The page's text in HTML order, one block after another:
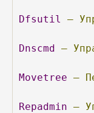
Dfsutil –
Dnscmd –
Movetree –
Repadmin –